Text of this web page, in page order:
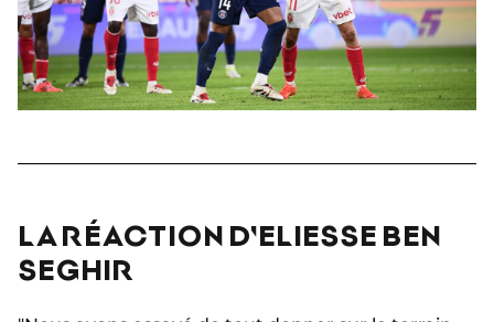
LA RÉACTION D'ELIESSE BEN
SEGHIR